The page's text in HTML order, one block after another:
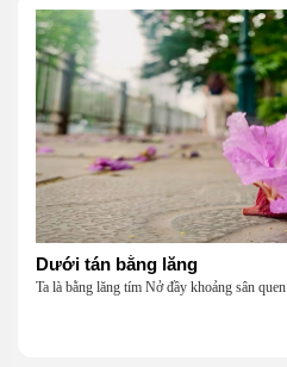
Dưới tán bằng lăng
Ta là bằng lăng tím Nở đầy khoảng sân quen